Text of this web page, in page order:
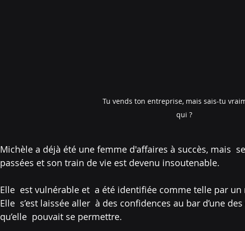
Tu vends ton entreprise, mais sais-tu
qui ?
Michèle a déjà été une femme d'affaires à succès, mais
passées et son train de vie est devenu insoutenable.
Elle  est vulnérable et  a été identifiée comme telle par
Elle  s’est laissée aller  à des confidences au bar d’une
qu’elle  pouvait se permettre.